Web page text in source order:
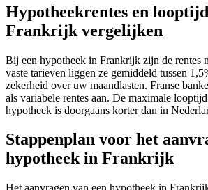
Hypotheekrentes en
Frankrijk vergelijken
Bij een hypotheek in Frankrijk zijn de rentes
vaste tarieven liggen ze gemiddeld tussen
zekerheid over uw maandlasten. Franse
als variabele rentes aan. De maximale
hypotheek is doorgaans korter dan in
Stappenplan voor het
hypotheek in Frankrijk